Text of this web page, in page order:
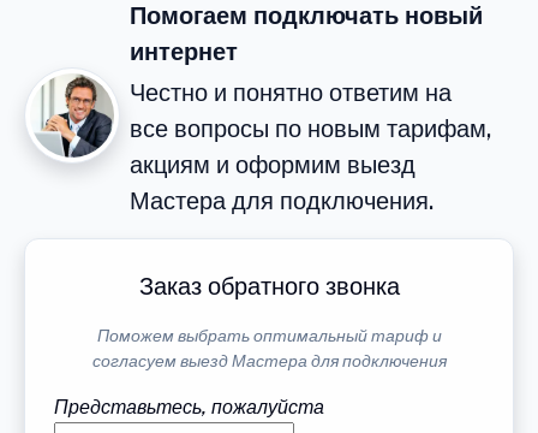
Помогаем подключать новый
интернет
Честно и понятно ответим на
все вопросы по новым тарифам,
акциям и оформим выезд
Мастера для подключения.
Заказ обратного звонка
Поможем выбрать оптимальный тариф и
согласуем выезд Мастера для подключения
Представьтесь, пожалуйста